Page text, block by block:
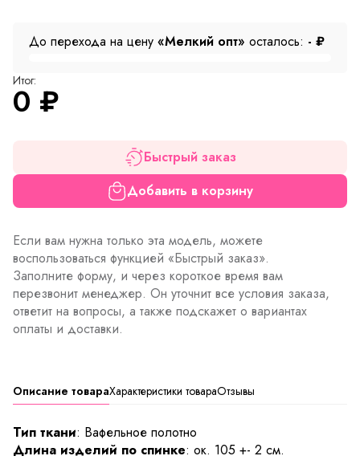
До перехода на цену «Мелкий опт» осталось: - ₽
Итог:
0 ₽
Быстрый заказ
Добавить в корзину
Если вам нужна только эта модель, можете
воспользоваться функцией «Быстрый заказ».
Заполните форму, и через короткое время вам
перезвонит менеджер. Он уточнит все условия заказа,
ответит на вопросы, а также подскажет о вариантах
оплаты и доставки.
Описание товараХарактеристики товараОтзывы
Тип ткани: Вафельное полотно
Длина изделий по спинке: ок. 105 +- 2 см.